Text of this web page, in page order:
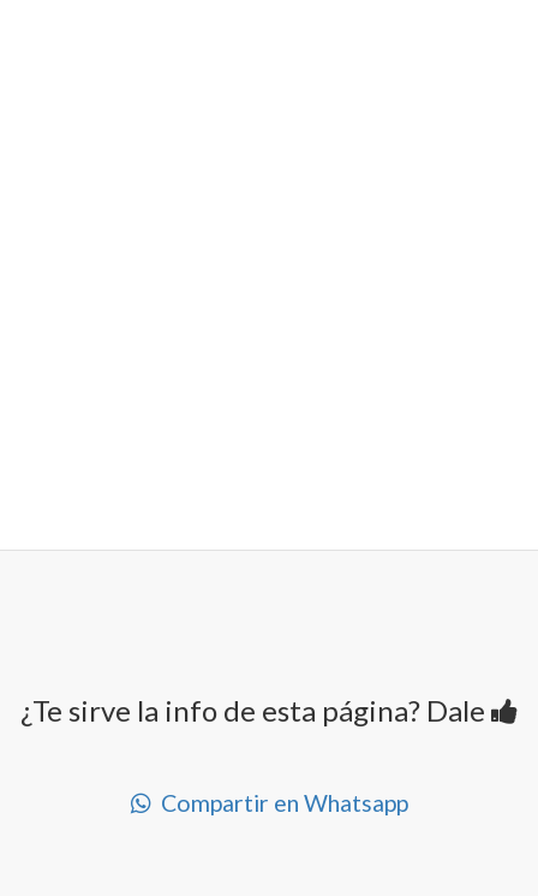
¿Te sirve la info de esta página? Dale
Compartir en Whatsapp